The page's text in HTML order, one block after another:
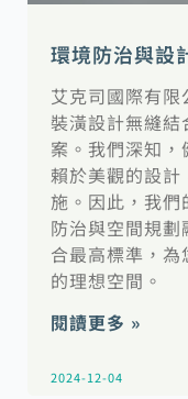
環境防治與設
艾克司國際有
裝潢設計無縫
案。我們深知
賴於美觀的設
施。因此，我
防治與空間規
合最高標準，
的理想空間。
閱讀更多 »
2024-12-04